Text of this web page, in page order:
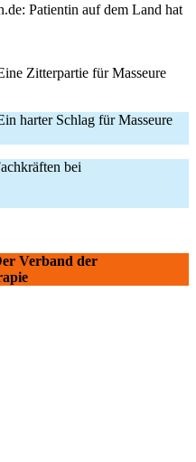
Patientin auf dem Land hat
Zitterpartie für Masseure
harter Schlag für Masseure
bei
Verband der